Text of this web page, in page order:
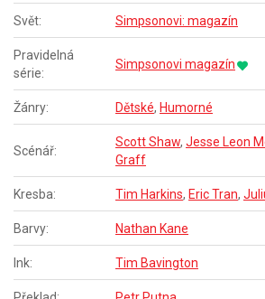
Svět: Simpsonovi: magazín
Pravidelná
série:
Simpsonovi magazín
Žánry: Dětské, Humorné
Scénář:
Scott Shaw, Jesse Leon
Graff
Kresba: Tim Harkins, Eric Tran,
Barvy: Nathan Kane
Ink: Tim Bavington